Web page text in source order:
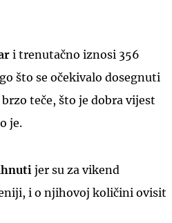
i trenutačno iznosi 356
što se očekivalo dosegnuti
teče, što je dobra vijest
je.
jer su za vikend
i o njihovoj količini ovisit